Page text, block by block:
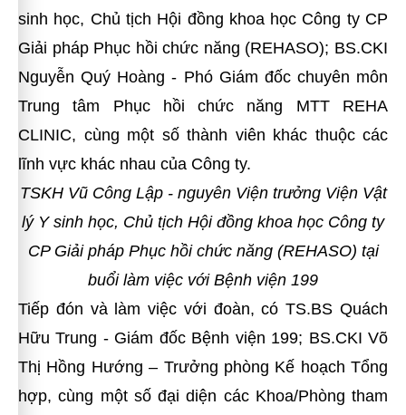
sinh học, Chủ tịch Hội đồng khoa học Công ty CP
Giải pháp Phục hồi chức năng (REHASO); BS.CKI
Nguyễn Quý Hoàng - Phó Giám đốc chuyên môn
Trung tâm Phục hồi chức năng MTT REHA
CLINIC, cùng một số thành viên khác thuộc các
lĩnh vực khác nhau của Công ty.
TSKH Vũ Công Lập - nguyên Viện trưởng Viện Vật
lý Y sinh học, Chủ tịch Hội đồng khoa học Công ty
CP Giải pháp Phục hồi chức năng (REHASO) tại
buổi làm việc với Bệnh viện 199
Tiếp đón và làm việc với đoàn, có TS.BS Quách
Hữu Trung - Giám đốc Bệnh viện 199; BS.CKI Võ
Thị Hồng Hướng – Trưởng phòng Kế hoạch Tổng
hợp, cùng một số đại diện các Khoa/Phòng tham